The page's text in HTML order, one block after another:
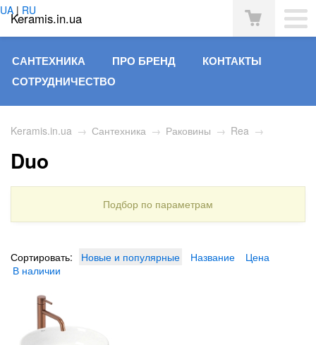
Keramis.in.ua
UA | RU
САНТЕХНИКА ПРО БРЕНД
КОНТАКТЫ
СОТРУДНИЧЕСТВО
Keramis.in.ua → Сантехника → Раковины → Rea →
Duo
Подбор по параметрам
Сортировать: Новые и популярные Название
Цена
В наличии